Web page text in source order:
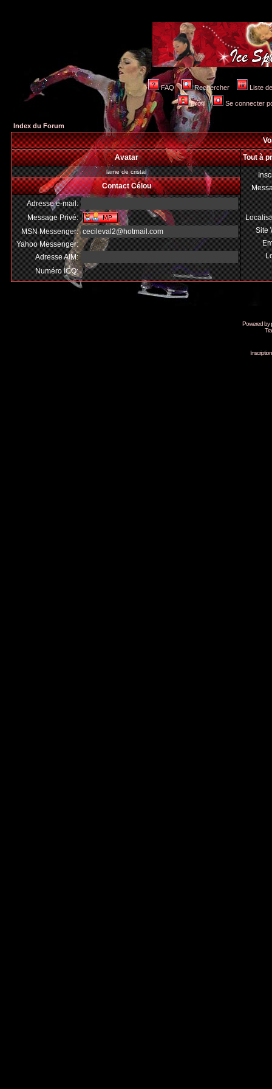
FAQ Rechercher Liste
Profil Se connecter
Index du Forum
Avatar
Tout à
lame de cristal
Site
Contact Célou
Adresse e-mail:
Message Privé:
MSN Messenger: cecileval2@hotmail.com
Yahoo Messenger:
Adresse AIM:
Numéro ICQ:
Powered by